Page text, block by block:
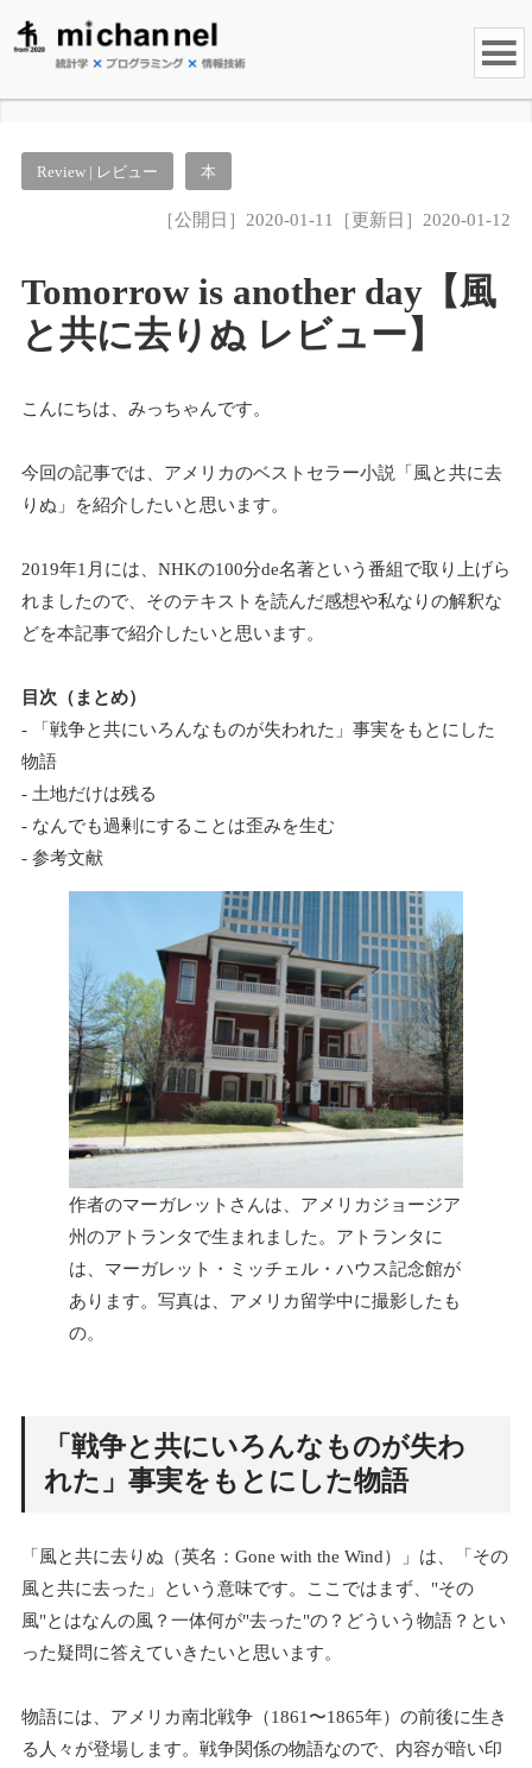
Review | レビュー 本
［公開日］2020-01-11［更新日］2020-01-12
Tomorrow is another day【風
と共に去りぬ レビュー】
こんにちは、みっちゃんです。
今回の記事では、アメリカのベストセラー小説「風と共に去
りぬ」を紹介したいと思います。
2019年1月には、NHKの100分de名著という番組で取り上げら
れましたので、そのテキストを読んだ感想や私なりの解釈な
どを本記事で紹介したいと思います。
目次（まとめ）
- 「戦争と共にいろんなものが失われた」事実をもとにした
物語
- 土地だけは残る
- なんでも過剰にすることは歪みを生む
- 参考文献
作者のマーガレットさんは、アメリカジョージア
州のアトランタで生まれました。アトランタに
は、マーガレット・ミッチェル・ハウス記念館が
あります。写真は、アメリカ留学中に撮影したも
の。
「戦争と共にいろんなものが失わ
れた」事実をもとにした物語
「風と共に去りぬ（英名：Gone with the Wind）」は、「その
風と共に去った」という意味です。ここではまず、"その
風"とはなんの風？一体何が"去った"の？どういう物語？とい
った疑問に答えていきたいと思います。
物語には、アメリカ南北戦争（1861〜1865年）の前後に生き
る人々が登場します。戦争関係の物語なので、内容が暗い印